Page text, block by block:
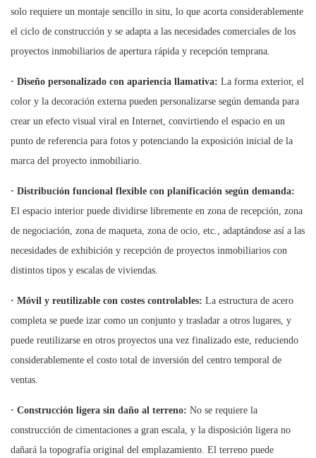
solo requiere un montaje sencillo in situ, lo que acorta considerablemente
el ciclo de construcción y se adapta a las necesidades comerciales de los
proyectos inmobiliarios de apertura rápida y recepción temprana.
· Diseño personalizado con apariencia llamativa: La forma exterior, el
color y la decoración externa pueden personalizarse según demanda para
crear un efecto visual viral en Internet, convirtiendo el espacio en un
punto de referencia para fotos y potenciando la exposición inicial de la
marca del proyecto inmobiliario.
· Distribución funcional flexible con planificación según demanda:
El espacio interior puede dividirse libremente en zona de recepción, zona
de negociación, zona de maqueta, zona de ocio, etc., adaptándose así a las
necesidades de exhibición y recepción de proyectos inmobiliarios con
distintos tipos y escalas de viviendas.
· Móvil y reutilizable con costes controlables: La estructura de acero
completa se puede izar como un conjunto y trasladar a otros lugares, y
puede reutilizarse en otros proyectos una vez finalizado este, reduciendo
considerablemente el costo total de inversión del centro temporal de
ventas.
· Construcción ligera sin daño al terreno: No se requiere la
construcción de cimentaciones a gran escala, y la disposición ligera no
dañará la topografía original del emplazamiento. El terreno puede